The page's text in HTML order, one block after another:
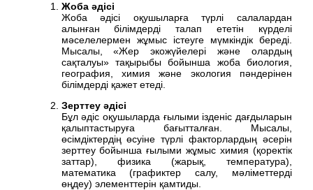
Жоба әдісі
Жоба әдісі оқушыларға түрлі салалардан
алынған білімдерді талап ететін күрделі
мәселелермен жұмыс істеуге мүмкіндік береді.
Мысалы, «Жер экожүйелері және олардың
сақталуы» тақырыбы бойынша жоба биология,
география, химия және экология пәндерінен
білімдерді қажет етеді.
Зерттеу әдісі
Бұл әдіс оқушыларда ғылыми ізденіс дағдыларын
қалыптастыруға бағытталған. Мысалы,
өсімдіктердің өсуіне түрлі факторлардың әсерін
зерттеу бойынша ғылыми жұмыс химия (қоректік
заттар), физика (жарық, температура),
математика (графиктер салу, мәліметтерді
өңдеу) элементтерін қамтиды.